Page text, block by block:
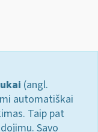
(angl.
automatiškai
Taip pat
Savo